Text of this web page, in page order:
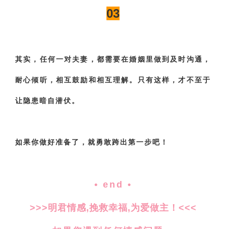
03
其实，任何一对夫妻，都需要在婚姻里做到及时沟通，
耐心倾听，相互鼓励和相互理解。只有这样，才不至于
让隐患暗自潜伏。
如果你做好准备了，就勇敢跨出第一步吧！
• end •
>>>明君情感,挽救幸福,为爱做主！<<<